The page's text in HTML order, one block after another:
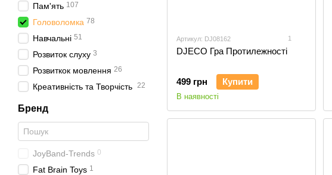
Артикул: DJ08162 1
DJECO Гра Протилежності
499 грн Купити
В наявності
Пам'ять 107
Головоломка 78
Навчальні 51
Розвиток слуху 3
Розвиткок мовлення 26
Креативність та Творчість 22
Бренд
JoyBand-Trends 0
Fat Brain Toys 1